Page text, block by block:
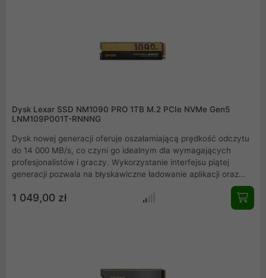
Dysk Lexar SSD NM1090 PRO 1TB M.2 PCIe NVMe Gen5
LNM109P001T-RNNNG
Dysk nowej generacji oferuje oszałamiającą prędkość odczytu
do 14 000 MB/s, co czyni go idealnym dla wymagających
profesjonalistów i graczy. Wykorzystanie interfejsu piątej
generacji pozwala na błyskawiczne ładowanie aplikacji oraz
Dzięki zaawansowanemu kontrolerowi 6 nm oraz zintegrowanej
1 049,00 zł